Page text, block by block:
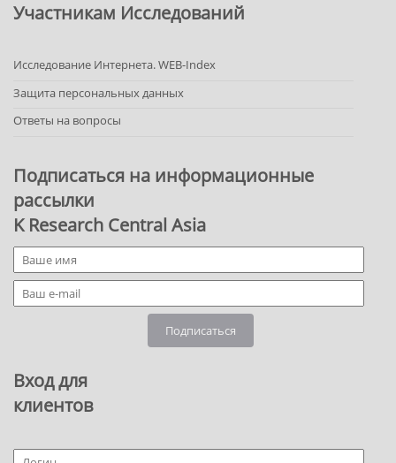
Участникам Исследований
Исследование Интернета. WEB-Index
Защита персональных данных
Ответы на вопросы
Подписаться на информационные
рассылки
K Research Central Asia
Подписаться
Вход для
клиентов